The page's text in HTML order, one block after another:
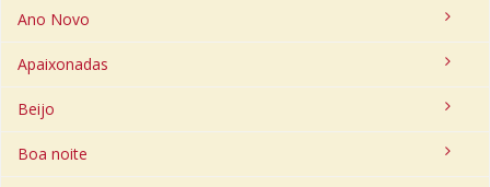
Ano Novo
Apaixonadas
Beijo
Boa noite